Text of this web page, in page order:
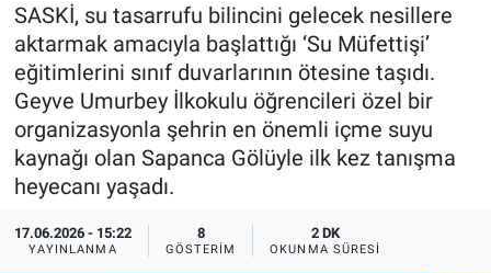
SASKİ, su tasarrufu bilincini gelecek nesillere
aktarmak amacıyla başlattığı ‘Su Müfettişi’
eğitimlerini sınıf duvarlarının ötesine taşıdı.
Geyve Umurbey İlkokulu öğrencileri özel bir
organizasyonla şehrin en önemli içme suyu
kaynağı olan Sapanca Gölüyle ilk kez tanışma
heyecanı yaşadı.
17.06.2026 - 15:22
YAYINLANMA
8
GÖSTERIM
2 DK
OKUNMA SÜRESI